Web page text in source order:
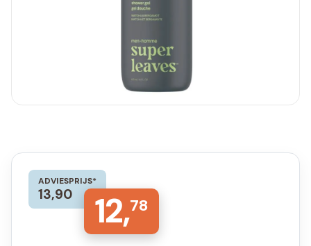
ADVIESPRIJS*
13,90 12,78